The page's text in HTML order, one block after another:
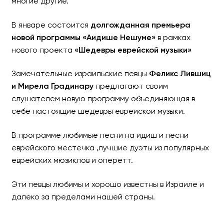
В январе состоится долгожданная премьера
новой программы «Аидише Нешуме»в рамках
нового проекта «Шедевры еврейской музыки»
Замечательные израильские певцы Феликс Лившиц
и Мирела Градинарупредлагают своим
слушателем новую программу объединяющая в
себе настоящие шедевры еврейской музыки.
В программе любимые песни на идиш и песни
еврейского местечка ,лучшие дуэты из популярных
еврейских мюзиклов и оперетт.
Эти певцы любимы и хорошо известны в Израиле и
далеко за пределами нашей страны.